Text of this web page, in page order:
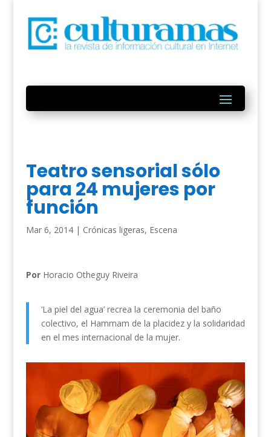
Teatro sensorial sólo
para 24 mujeres por
función
Mar 6, 2014| Crónicas ligeras, Escena
PorHoracio Otheguy Riveira
‘La piel del agua’ recrea la ceremonia del baño
colectivo, el Hammam de la placidez y la solidaridad
en el mes internacional de la mujer.